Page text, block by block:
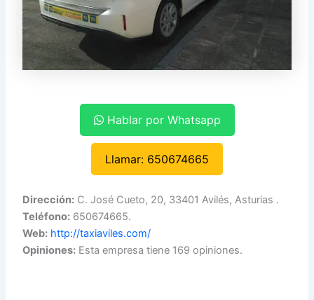
Hablar por Whatsapp
Llamar: 650674665
Dirección: C. José Cueto, 20, 33401 Avilés, Asturias .
Teléfono: 650674665.
Web: http://taxiaviles.com/
Opiniones: Esta empresa tiene 169 opiniones.